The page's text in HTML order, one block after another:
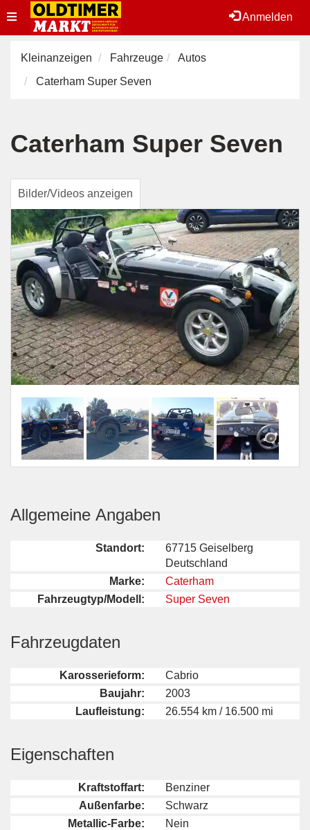
Anmelden
Toggle
navigation
Kleinanzeigen Fahrzeuge
Autos
Caterham Super Seven
Caterham Super Seven
Bilder/Videos anzeigen
Allgemeine Angaben
Standort:
67715 Geiselberg
Deutschland
Marke:
Caterham
Fahrzeugtyp/Modell:
Super Seven
Fahrzeugdaten
Karosserieform:
Cabrio
Baujahr:
2003
Laufleistung:
26.554 km / 16.500 mi
Eigenschaften
Kraftstoffart:
Benziner
Außenfarbe:
Schwarz
Metallic-Farbe:
Nein